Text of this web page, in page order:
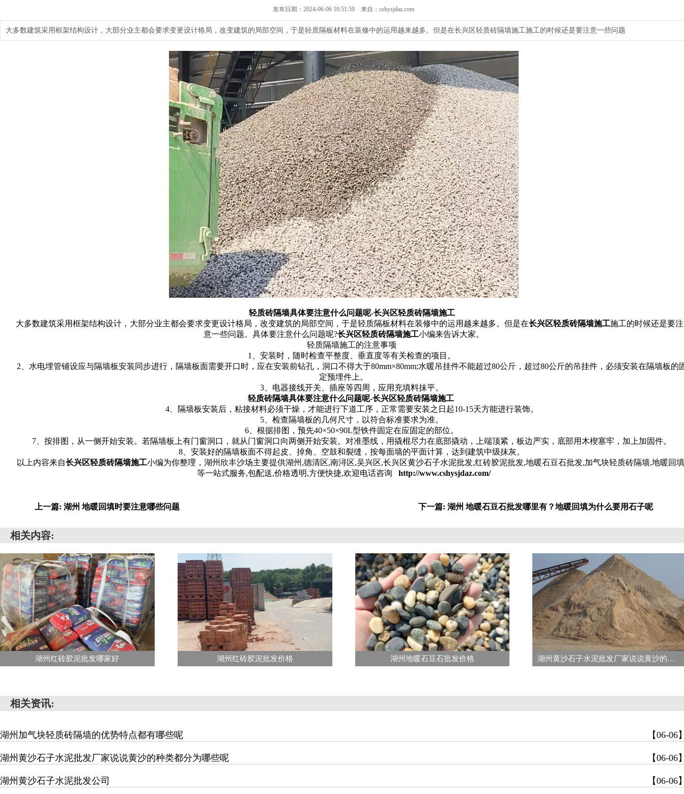
发布日期：2024-06-06 10:51:59 来自：cshysjdaz.com
大多数建筑采用框架结构设计，大部分业主都会要求变更设计格局，改变建筑的局部空间，于是轻质隔板材料在装修中的运用越来越多。但是在长兴区轻质砖隔墙施工施工的时候还是要注意一些问题
轻质砖隔墙具体要注意什么问题呢-长兴区轻质砖隔墙施工
大多数建筑采用框架结构设计，大部分业主都会要求变更设计格局，改变建筑的局部空间，于是轻质隔板材料在装修中的运用越来越多。但是在长兴区轻质砖隔墙施工施工的时候还是要注
意一些问题。具体要注意什么问题呢?长兴区轻质砖隔墙施工小编来告诉大家。
轻质隔墙施工的注意事项
1、安装时，随时检查平整度、垂直度等有关检查的项目。
2、水电埋管铺设应与隔墙板安装同步进行，隔墙板面需要开口时，应在安装前钻孔，洞口不得大于80mm×80mm;水暖吊挂件不能超过80公斤，超过80公斤的吊挂件，必须安装在隔墙板的
定预埋件上。
3、电器接线开关、插座等四周，应用充填料抹平。
轻质砖隔墙具体要注意什么问题呢-长兴区轻质砖隔墙施工
4、隔墙板安装后，粘接材料必须干燥，才能进行下道工序，正常需要安装之日起10-15天方能进行装饰。
5、检查隔墙板的几何尺寸，以符合标准要求为准。
6、根据排图，预先40×50×90L型铁件固定在应固定的部位。
7、按排图，从一侧开始安装。若隔墙板上有门窗洞口，就从门窗洞口向两侧开始安装。对准墨线，用撬棍尽力在底部撬动，上端顶紧，板边严实，底部用木楔塞牢，加上加固件。
8、安装好的隔墙板面不得起皮、掉角、空鼓和裂缝，按每面墙的平面计算，达到建筑中级抹灰。
以上内容来自长兴区轻质砖隔墙施工小编为你整理，湖州欣丰沙场主要提供湖州,德清区,南浔区,吴兴区,长兴区黄沙石子水泥批发,红砖胶泥批发,地暖石豆石批发,加气块轻质砖隔墙,地暖回填
等一站式服务,包配送,价格透明,方便快捷,欢迎电话咨询 http://www.cshysjdaz.com/
上一篇: 湖州 地暖回填时要注意哪些问题 下一篇: 湖州 地暖石豆石批发哪里有？地暖回填为什么要用石子呢
相关内容:
湖州红砖胶泥批发哪家好 湖州红砖胶泥批发价格 湖州地暖石豆石批发价格 湖州黄沙石子水泥批发厂家说说黄沙的种类都分为哪些呢
相关资讯:
湖州加气块轻质砖隔墙的优势特点都有哪些呢 【06-06
湖州黄沙石子水泥批发厂家说说黄沙的种类都分为哪些呢 【06-06
湖州黄沙石子水泥批发公司 【06-06